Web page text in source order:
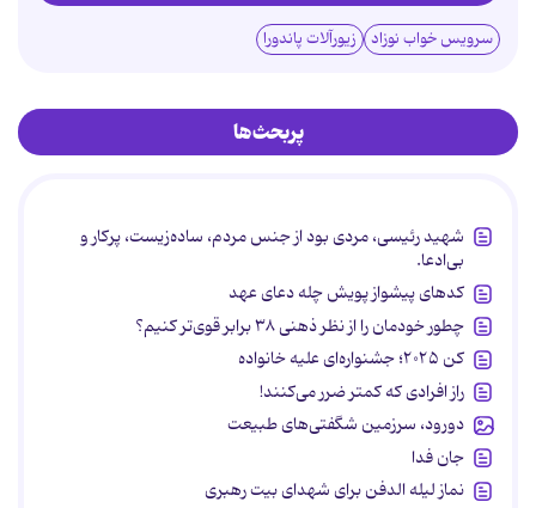
سرویس خواب نوزاد زیورآلات پاندورا
پربحث‌ها
شهید رئیسی، مردی بود از جنس مردم، ساده‌زیست، پرکار و
بی‌ادعا.
کدهای پیشواز پویش چله دعای عهد
چطور خودمان را از نظر ذهنی ۳۸ برابر قوی‌تر کنیم؟
کن ۲۰۲۵؛ جشنواره‌ای علیه خانواده
راز افرادی که کمتر ضرر می‌کنند!
دورود، سرزمین شگفتی‌های طبیعت
جان فدا
نماز لیله الدفن برای شهدای بیت رهبری